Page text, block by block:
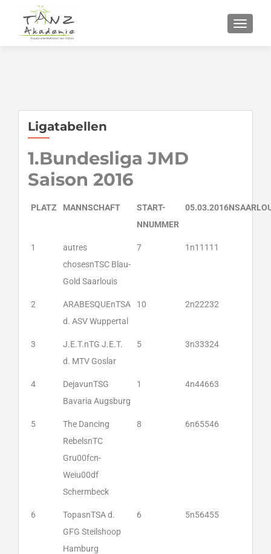
Ligatabellen
1.Bundesliga JMD
Saison 2016
PLATZ MANNSCHAFT
START-
NNUMMER
1
autres
chosesnTSC Blau-
Gold Saarlouis
7 1n11111
2
ARABESQUEnTSA
d. ASV Wuppertal
10 2n22232
3
J.E.T.nTG J.E.T.
d. MTV Goslar
5 3n33324
4
DejavunTSG
Bavaria Augsburg
1 4n44663
5
The Dancing
RebelsnTC
Gru00fcn-
Weiu00df
Schermbeck
8 6n65546
6
TopasnTSA d.
GFG Steilshoop
Hamburg
6 5n56455